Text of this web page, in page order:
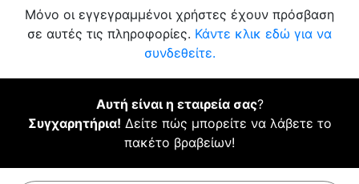
Μόνο οι εγγεγραμμένοι χρήστες έχουν πρόσβαση
σε αυτές τις πληροφορίες. Κάντε κλικ εδώ για να
συνδεθείτε.
Αυτή είναι η εταιρεία σας?
Συγχαρητήρια! Δείτε πώς μπορείτε να λάβετε το
πακέτο βραβείων!